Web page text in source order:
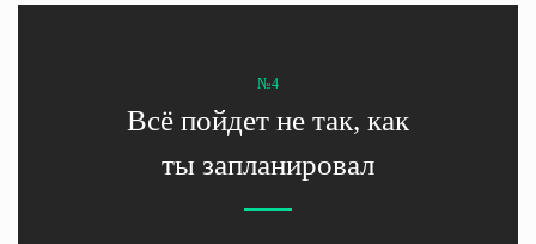
№4
Всё пойдет не так, как
ты запланировал